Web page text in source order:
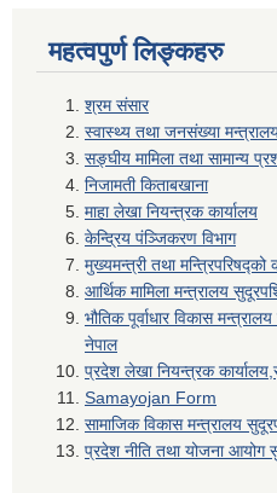
महत्वपुर्ण लिङ्कहरु
श्रम संसार
स्वास्थ्य तथा जनसंख्या
सङ्घीय मामिला तथा सामान्य
निजामती किताबखाना
माहा लेखा नियन्त्रक कार्यालय
केन्द्रिय पंञ्जिकरण विभाग
मुख्यमन्त्री तथा मन्त्रिपरिषद्को
आर्थिक मामिला मन्त्रालय
भौतिक पूर्वाधार विकास
नेपाल
प्रदेश लेखा नियन्त्रक
Samayojan Form
सामाजिक विकास मन्त्रालय
प्रदेश नीति तथा योजना आयोग